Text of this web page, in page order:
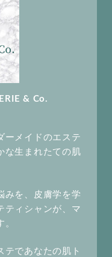
& Co.
ーメイドのエステ
な生まれたての肌
みを、皮膚学を学
ティシャンが、マ
テであなたの肌ト